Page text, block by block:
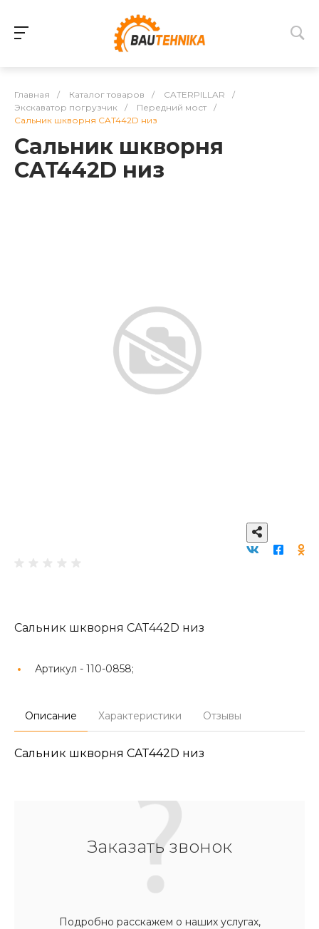
Главная / Каталог товаров / CATERPILLAR
/
Экскаватор погрузчик
/ Передний мост
/
Сальник шкворня CAT442D низ
Сальник шкворня
CAT442D низ
Сальник шкворня CAT442D низ
Артикул - 110-0858;
Описание Характеристики Отзывы
Сальник шкворня CAT442D низ
Заказать звонок
Подробно расскажем о наших услугах,